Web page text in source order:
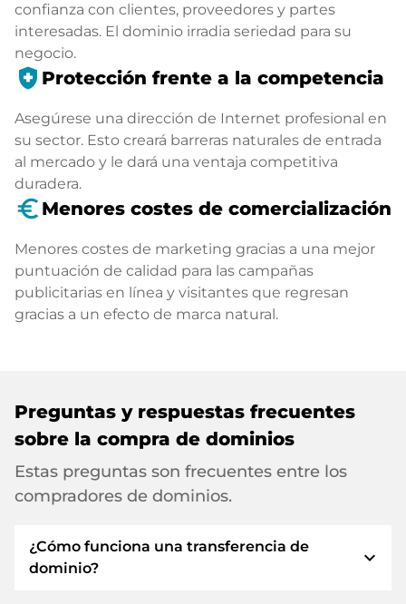
confianza con clientes, proveedores y partes
interesadas. El dominio irradia seriedad para su
negocio.
health_and_safety Protección frente a la competencia
Asegúrese una dirección de Internet profesional en
su sector. Esto creará barreras naturales de entrada
al mercado y le dará una ventaja competitiva
duradera.
euro_symbol Menores costes de comercialización
Menores costes de marketing gracias a una mejor
puntuación de calidad para las campañas
publicitarias en línea y visitantes que regresan
gracias a un efecto de marca natural.
Preguntas y respuestas frecuentes
sobre la compra de dominios
Estas preguntas son frecuentes entre los
compradores de dominios.
¿Cómo funciona una transferencia de
dominio?
expand_more